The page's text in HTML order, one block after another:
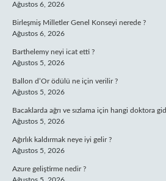
Ağustos 6, 2026
Birleşmiş Milletler Genel Konseyi nerede ?
Ağustos 6, 2026
Barthelemy neyi icat etti ?
Ağustos 5, 2026
Ballon d’Or ödülü ne için verilir ?
Ağustos 5, 2026
Bacaklarda ağrı ve sızlama için hangi doktora
Ağustos 5, 2026
Ağırlık kaldırmak neye iyi gelir ?
Ağustos 5, 2026
Azure geliştirme nedir ?